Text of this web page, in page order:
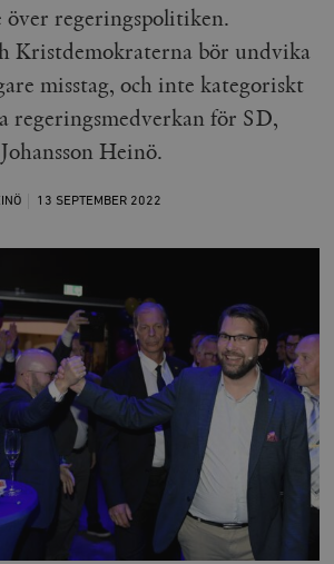
regeringspolitiken.
Kristdemokraterna bör undvika
misstag, och inte kategoriskt
regeringsmedverkan för SD,
Heinö.
13 SEPTEMBER 2022